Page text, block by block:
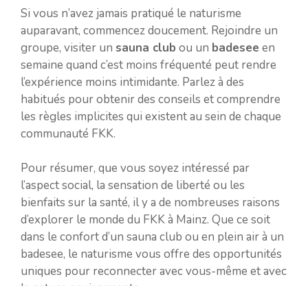
Si vous n’avez jamais pratiqué le naturisme
auparavant, commencez doucement. Rejoindre un
groupe, visiter un sauna club ou un badesee en
semaine quand c’est moins fréquenté peut rendre
l’expérience moins intimidante. Parlez à des
habitués pour obtenir des conseils et comprendre
les règles implicites qui existent au sein de chaque
communauté FKK.
Pour résumer, que vous soyez intéressé par
l’aspect social, la sensation de liberté ou les
bienfaits sur la santé, il y a de nombreuses raisons
d’explorer le monde du FKK à Mainz. Que ce soit
dans le confort d’un sauna club ou en plein air à un
badesee, le naturisme vous offre des opportunités
uniques pour reconnecter avec vous-même et avec